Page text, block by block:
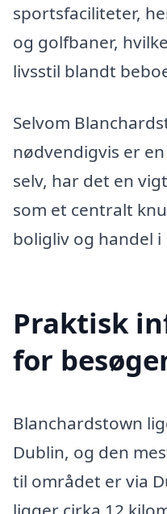
sportsfaciliteter,
og golfbaner,
livsstil blandt
Selvom
nødvendigvis er
selv, har det en
som et centralt
boligliv og handel
Praktisk
for
Blanchardstown
Dublin, og den
til området er via